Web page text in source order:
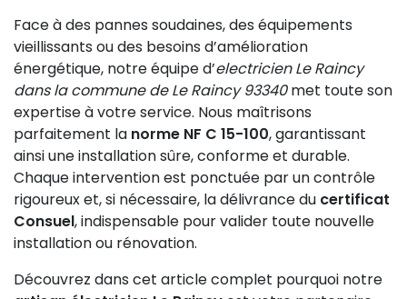
Face à des pannes soudaines, des équipements
vieillissants ou des besoins d’amélioration
énergétique, notre équipe d’electricien Le Raincy
dans la commune de Le Raincy 93340met toute son
expertise à votre service. Nous maîtrisons
parfaitement la norme NF C 15-100, garantissant
ainsi une installation sûre, conforme et durable.
Chaque intervention est ponctuée par un contrôle
rigoureux et, si nécessaire, la délivrance du certificat
Consuel, indispensable pour valider toute nouvelle
installation ou rénovation.
Découvrez dans cet article complet pourquoi notre